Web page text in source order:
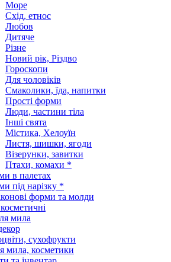
Море
Схід, етнос
Любов
Дитяче
Різне
Новий рік, Різдво
Гороскопи
Для чоловіків
Смаколики, їда, напитки
Прості форми
Люди, частини тіла
Інші свята
Містика, Хелоуїн
Листя, шишки, ягоди
Візерунки, завитки
Птахи, комахи *
в палетах
під нарізку *
форми та молди
мила
сухофрукти
мила, косметики